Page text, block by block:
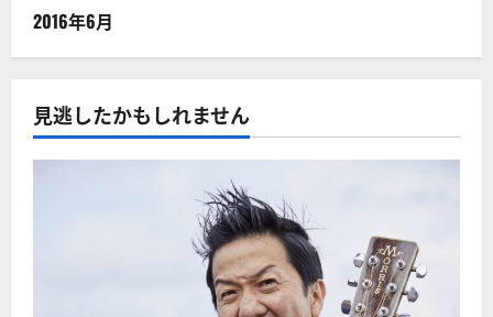
2016年6月
見逃したかもしれません